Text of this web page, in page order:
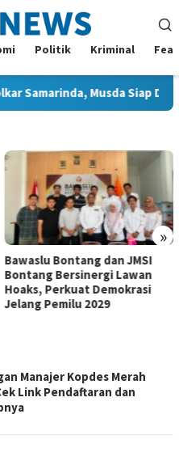
Politik Kriminal
Musda Siap Digelar
»
Bawaslu Bontang dan JMSI
Bontang Bersinergi Lawan
Hoaks, Perkuat Demokrasi
Jelang Pemilu 2029
Manajer Kopdes Merah
Link Pendaftaran dan